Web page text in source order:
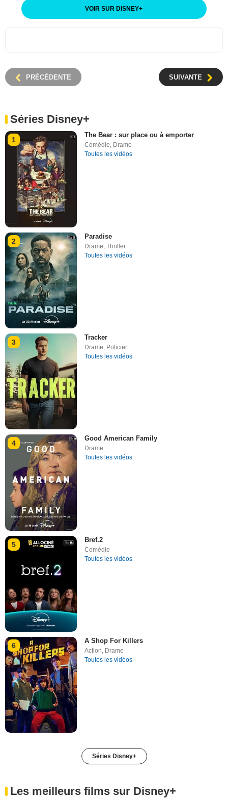
VOIR SUR DISNEY+
PRÉCÉDENTE SUIVANTE
Séries Disney+
1
The Bear : sur place ou à emporter
Comédie, Drame
Toutes les vidéos
2
Paradise
Drame ,Thriller
Toutes les vidéos
3
Tracker
Drame, Policier
Toutes les vidéos
4
Good American Family
Drame
Toutes les vidéos
5
Bref.2
Comédie
Toutes les vidéos
6
A Shop For Killers
Action, Drame
Toutes les vidéos
Séries Disney+
Les meilleurs films sur Disney+